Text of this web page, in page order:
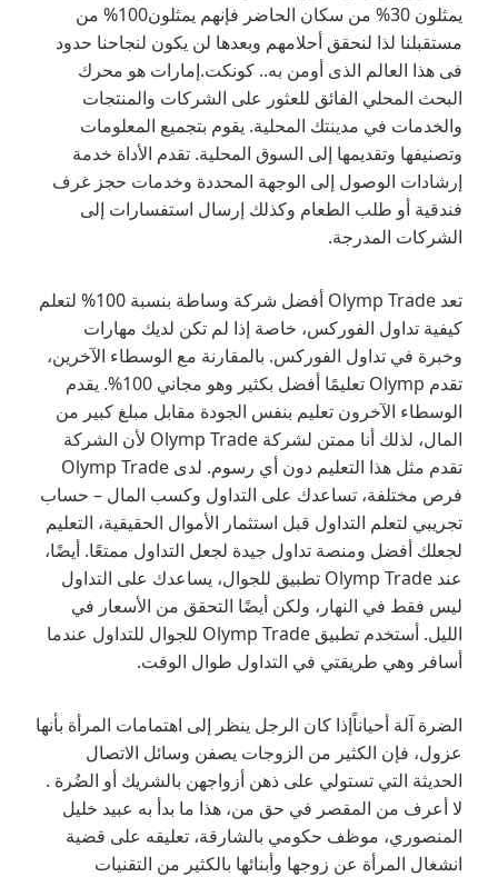
يمثلون 30% من سكان الحاضر فإنهم يمثلون100% من
مستقبلنا لذا لنحقق أحلامهم وبعدها لن يكون لنجاحنا حدود
فى هذا العالم الذى أومن به.. كونكت.إمارات هو محرك
البحث المحلي الفائق للعثور على الشركات والمنتجات
والخدمات في مدينتك المحلية. يقوم بتجميع المعلومات
وتصنيفها وتقديمها إلى السوق المحلية. تقدم الأداة خدمة
إرشادات الوصول إلى الوجهة المحددة وخدمات حجز غرف
فندقية أو طلب الطعام وكذلك إرسال استفسارات إلى
الشركات المدرجة.
تعد Olymp Trade أفضل شركة وساطة بنسبة 100% لتعلم
كيفية تداول الفوركس، خاصة إذا لم تكن لديك مهارات
وخبرة في تداول الفوركس. بالمقارنة مع الوسطاء الآخرين،
تقدم Olymp تعليمًا أفضل بكثير وهو مجاني 100%. يقدم
الوسطاء الآخرون تعليم بنفس الجودة مقابل مبلغ كبير من
المال، لذلك أنا ممتن لشركة Olymp Trade لأن الشركة
تقدم مثل هذا التعليم دون أي رسوم. لدى Olymp Trade
فرص مختلفة، تساعدك على التداول وكسب المال – حساب
تجريبي لتعلم التداول قبل استثمار الأموال الحقيقية، التعليم
لجعلك أفضل ومنصة تداول جيدة لجعل التداول ممتعًا. أيضًا،
عند Olymp Trade تطبيق للجوال، يساعدك على التداول
ليس فقط في النهار، ولكن أيضًا التحقق من الأسعار في
الليل. أستخدم تطبيق Olymp Trade للجوال للتداول عندما
أسافر وهي طريقتي في التداول طوال الوقت.
الضرة آلة أحياناًإذا كان الرجل ينظر إلى اهتمامات المرأة بأنها
عزول، فإن الكثير من الزوجات يصفن وسائل الاتصال
الحديثة التي تستولي على ذهن أزواجهن بالشريك أو الضُرة .
لا أعرف من المقصر في حق من، هذا ما بدأ به عبيد خليل
المنصوري، موظف حكومي بالشارقة، تعليقه على قضية
انشغال المرأة عن زوجها وأبنائها بالكثير من التقنيات